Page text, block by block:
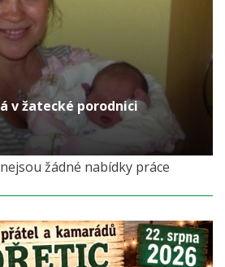
v žatecké porodnici
žádné nabídky práce